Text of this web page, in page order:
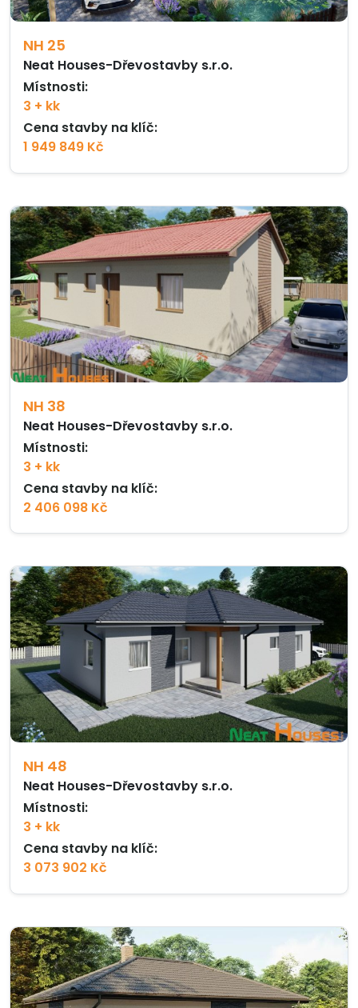
NH 25
Neat Houses-Dřevostavby s.r.o.
Místnosti:
3 + kk
Cena stavby na klíč:
1 949 849 Kč
NH 38
Neat Houses-Dřevostavby s.r.o.
Místnosti:
3 + kk
Cena stavby na klíč:
2 406 098 Kč
NH 48
Neat Houses-Dřevostavby s.r.o.
Místnosti:
3 + kk
Cena stavby na klíč:
3 073 902 Kč